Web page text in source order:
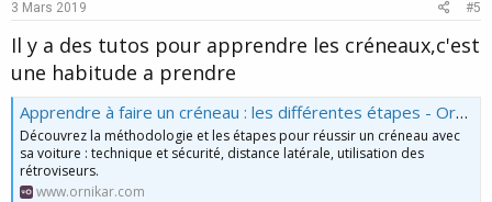
e
3 Mars 2019 #5
Il y a des tutos pour apprendre les créneaux,c'est
une habitude a prendre
Apprendre à faire un créneau : les différentes étapes - Ornikar
Découvrez la méthodologie et les étapes pour réussir un créneau avec
sa voiture : technique et sécurité, distance latérale, utilisation des
rétroviseurs.
www.ornikar.com